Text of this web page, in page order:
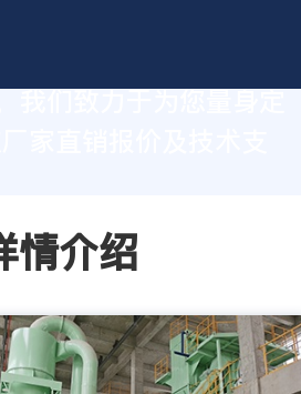
家直销报价及技术支
情介绍